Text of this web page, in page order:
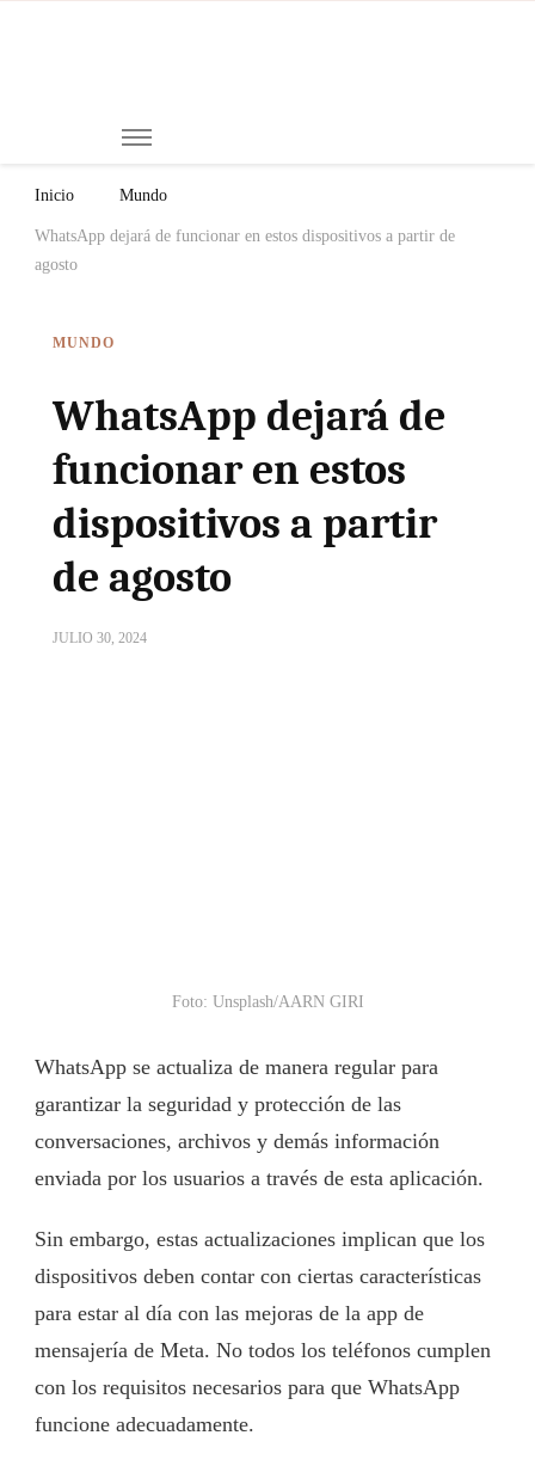
Inicio Mundo
WhatsApp dejará de funcionar en estos dispositivos a partir de
agosto
MUNDO
WhatsApp dejará de
funcionar en estos
dispositivos a partir
de agosto
JULIO 30, 2024
Foto: Unsplash/AARN GIRI
WhatsApp se actualiza de manera regular para
garantizar la seguridad y protección de las
conversaciones, archivos y demás información
enviada por los usuarios a través de esta aplicación.
Sin embargo, estas actualizaciones implican que los
dispositivos deben contar con ciertas características
para estar al día con las mejoras de la app de
mensajería de Meta. No todos los teléfonos cumplen
con los requisitos necesarios para que WhatsApp
funcione adecuadamente.